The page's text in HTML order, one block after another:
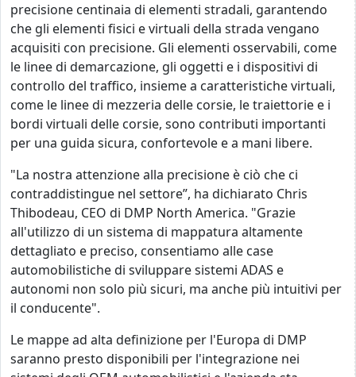
precisione centinaia di elementi stradali, garantendo
che gli elementi fisici e virtuali della strada vengano
acquisiti con precisione. Gli elementi osservabili, come
le linee di demarcazione, gli oggetti e i dispositivi di
controllo del traffico, insieme a caratteristiche virtuali,
come le linee di mezzeria delle corsie, le traiettorie e i
bordi virtuali delle corsie, sono contributi importanti
per una guida sicura, confortevole e a mani libere.
"La nostra attenzione alla precisione è ciò che ci
contraddistingue nel settore”, ha dichiarato Chris
Thibodeau, CEO di DMP North America. "Grazie
all'utilizzo di un sistema di mappatura altamente
dettagliato e preciso, consentiamo alle case
automobilistiche di sviluppare sistemi ADAS e
autonomi non solo più sicuri, ma anche più intuitivi per
il conducente".
Le mappe ad alta definizione per l'Europa di DMP
saranno presto disponibili per l'integrazione nei